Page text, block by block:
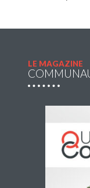
Navette
à Rochefort-
Questembert
2 juillet au jeudi
transport en
LE MAGAZINE